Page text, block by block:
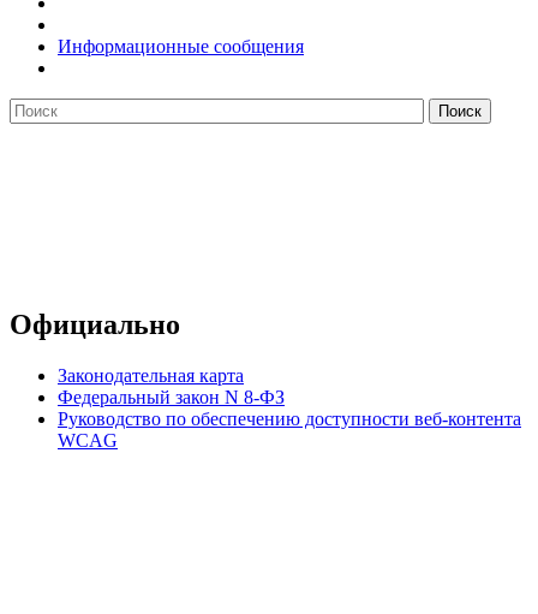
Информационные сообщения
Официально
Законодательная карта
Федеральный закон N 8-ФЗ
Руководство по обеспечению доступности веб-контента
WCAG